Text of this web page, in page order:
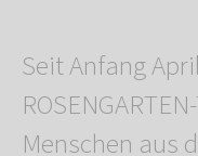
Seit Anfang
Menschen aus